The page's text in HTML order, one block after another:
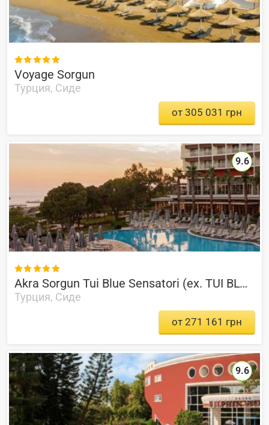

Voyage Sorgun
Турция, Сиде
от 305 031 грн

Akra Sorgun Tui Blue Sensatori (ex. TUI BLUE Sensatori Barut Sorgun)
Турция, Сиде
9.6
от 271 161 грн
9.6